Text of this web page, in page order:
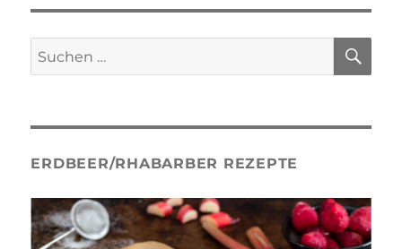
Suche
nach:
ERDBEER/RHABARBER REZEPTE